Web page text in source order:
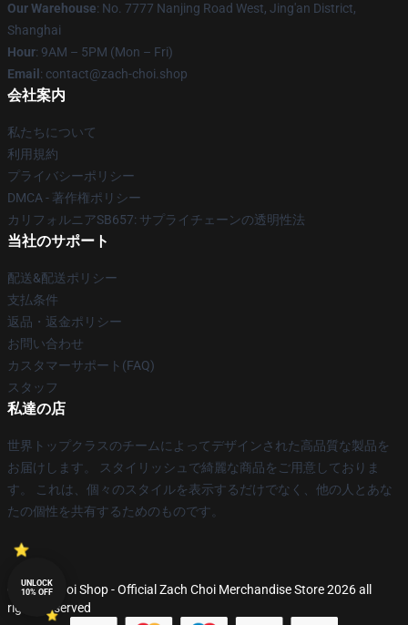
Our Warehouse: No. 7777 Nanjing Road West, Jing'an District,
Shanghai
Hour: 9AM – 5PM (Mon – Fri)
Email : contact@zach-choi.shop
会社案内
私たちについて
利用規約
プライバシーポリシー
DMCA - 著作権ポリシー
カリフォルニアSB657: サプライチェーンの透明性法
当社のサポート
配送&配送ポリシー
支払条件
返品・返金ポリシー
お問い合わせ
カスタマーサポート(FAQ)
スタッフ
私達の店
世界トップクラスのチームによってデザインされた高品質な製品を
お届けします。 スタイリッシュで綺麗な商品をご用意しておりま
す。 これは、個々のスタイルを表示するだけでなく、他の人とあな
たの個性を共有するためのものです。
© Zach Choi Shop - Official Zach Choi Merchandise Store 2026 all
rights reserved
UNLOCK
10% OFF